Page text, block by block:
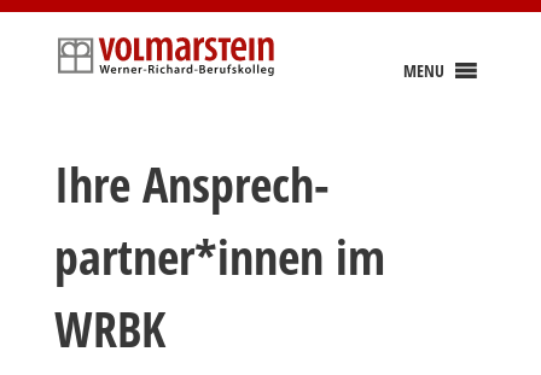
Skip
content
MENU
Ihre Ansprech­
partner*innen im
WRBK